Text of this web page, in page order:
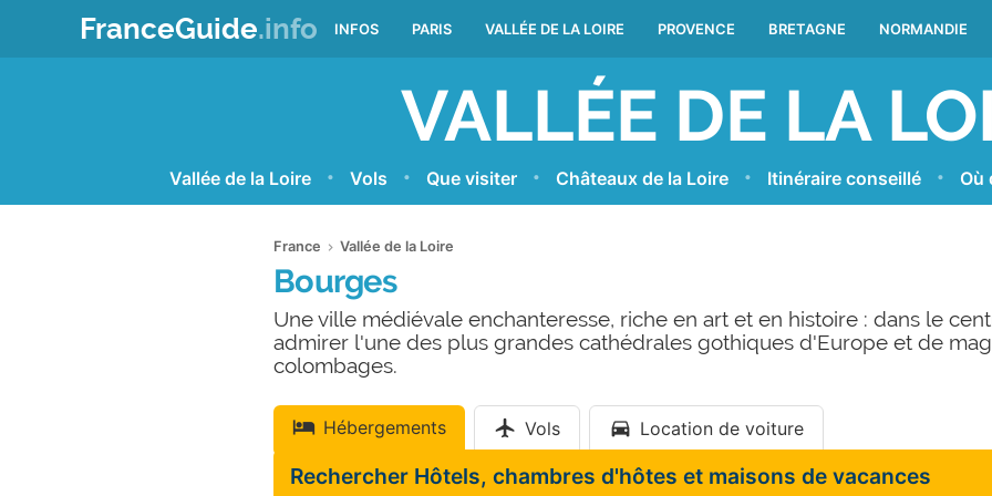
FranceGuide.info INFOS PARIS VALLÉE DE LA LOIRE PROVENCE BRETAGNE NORMANDIE
VALLÉE DE LA
Vallée de la Loire Vols Que visiter Châteaux de la Loire Itinéraire conseillé Où
France Vallée de la Loire
Bourges
Une ville médiévale enchanteresse, riche en art et en histoire : dans le
admirer l'une des plus grandes cathédrales gothiques d'Europe et de
colombages.
Hébergements Vols Location de voiture
Rechercher Hôtels, chambres d'hôtes et maisons de vacances